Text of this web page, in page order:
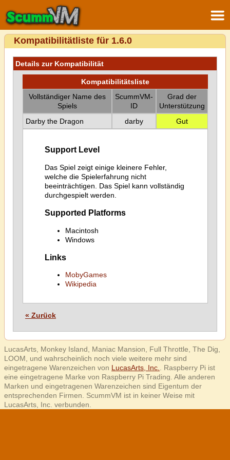
Kompatibilitätliste für 1.6.0
Details zur Kompatibilität
Kompatibilitätsliste
Vollständiger Name des
Spiels
ScummVM-
ID
Grad der
Unterstützung
Darby the Dragon
darby Gut
Support Level
Das Spiel zeigt einige kleinere Fehler,
welche die Spielerfahrung nicht
beeinträchtigen. Das Spiel kann vollständig
durchgespielt werden.
Supported Platforms
Macintosh
Windows
Links
MobyGames
Wikipedia
« Zurück
LucasArts, Monkey Island, Maniac Mansion, Full Throttle, The Dig,
LOOM, und wahrscheinlich noch viele weitere mehr sind
eingetragene Warenzeichen von LucasArts, Inc.
. Raspberry Pi ist
eine eingetragene Marke von Raspberry Pi Trading. Alle anderen
Marken und eingetragenen Warenzeichen sind Eigentum der
entsprechenden Firmen. ScummVM ist in keiner Weise mit
LucasArts, Inc. verbunden.